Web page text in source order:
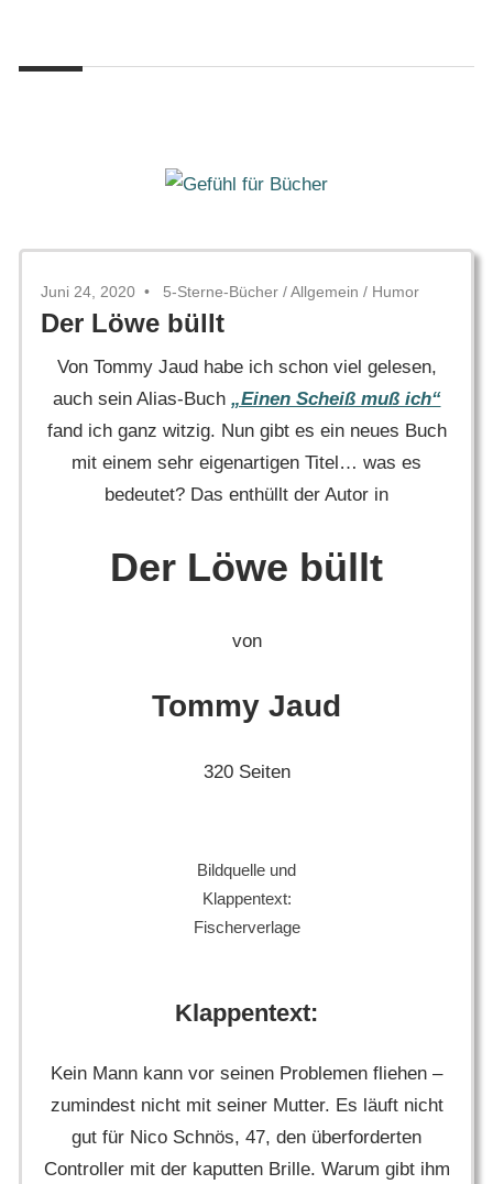
springen
Gefühl
für
Juni 24, 2020 5-Sterne-Bücher /Allgemein / Humor
Der Löwe büllt
Von Tommy Jaud habe ich schon viel gelesen,
auch sein Alias-Buch „Einen Scheiß muß ich“
fand ich ganz witzig. Nun gibt es ein neues Buch
mit einem sehr eigenartigen Titel… was es
bedeutet? Das enthüllt der Autor in
Der Löwe büllt
von
Tommy Jaud
320 Seiten
Bildquelle und
Klappentext:
Fischerverlage
Klappentext:
Kein Mann kann vor seinen Problemen fliehen –
zumindest nicht mit seiner Mutter. Es läuft nicht
gut für Nico Schnös, 47, den überforderten
Controller mit der kaputten Brille. Warum gibt ihm